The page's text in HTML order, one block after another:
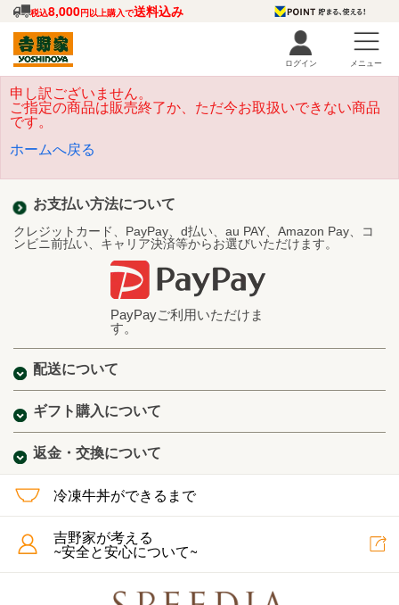
税込8,000円以上購入で送料込み
ログイン メニュー
申し訳ございません。
ご指定の商品は販売終了か、ただ今お取扱いできない商品
です。
ホームへ戻る
お支払い方法について
クレジットカード、PayPay、d払い、au PAY、Amazon Pay、コ
ンビニ前払い、キャリア決済等からお選びいただけます。
PayPayご利用いただけま
す。
配送について
ギフト購入について
返金・交換について
冷凍牛丼ができるまで
吉野家が考える
~安全と安心について~